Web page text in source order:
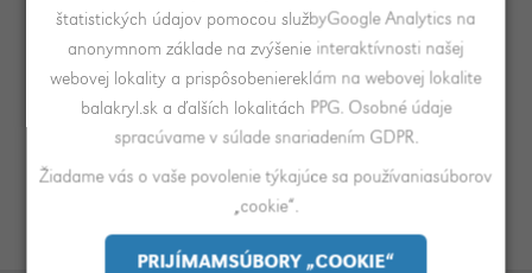
Vyberte si farbu Vypočítať pokrytie
Balakryl Metal 2 v 1
štatistických údajov pomocou službyGoogle Analytics na
anonymnom základe na zvýšenie interaktívnosti našej
webovej lokality a prispôsobeniereklám na webovej lokalite
balakryl.sk a ďalších lokalitách PPG. Osobné údaje
spracúvame v súlade snariadením GDPR.
Žiadame vás o vaše povolenie týkajúce sa používaniasúborov
„cookie“.
PRIJÍMAMSÚBORY „COOKIE“